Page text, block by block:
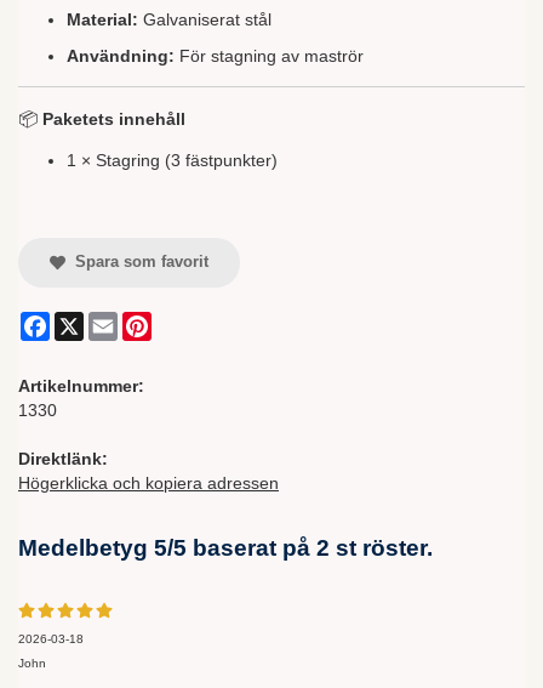
Material: Galvaniserat stål
Användning: För stagning av maströr
📦 Paketets innehåll
1 × Stagring (3 fästpunkter)
Spara som favorit
Facebook
X Email
Artikelnummer:
1330
Direktlänk:
Högerklicka och kopiera adressen
Medelbetyg 5/5 baserat på 2 st röster.
2026-03-18
John